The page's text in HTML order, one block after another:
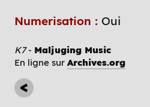
Numerisation : Oui
K7- Maljuging Music
En ligne sur Archives.org